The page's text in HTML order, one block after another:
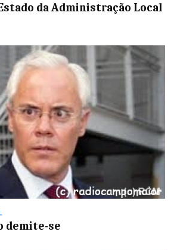
da Administração Local
demite-se